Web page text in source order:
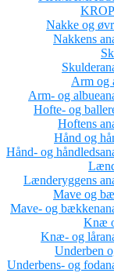
Nakke og
Nakkens
Arm og
Arm- og
Hofte- og
Hoftens
Hånd og
Hånd- og
Lænderyggens
Mave og
Mave- og
Knæ
Knæ- og
Underben
Underbens- og